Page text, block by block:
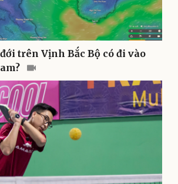
Tư vấn
trên Vịnh Bắc Bộ có đi vào